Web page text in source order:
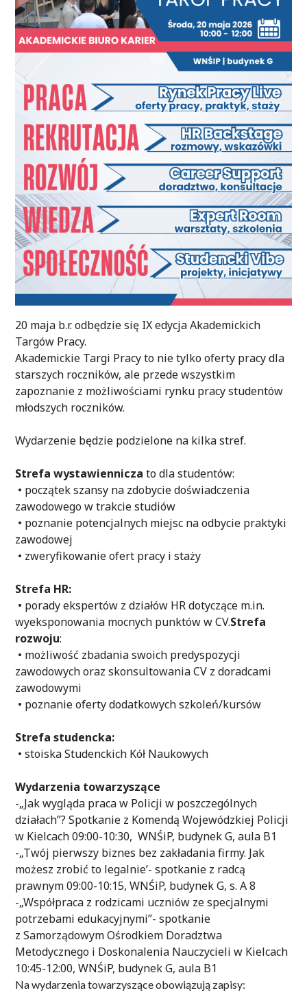
20 maja b.r. odbędzie się IX edycja Akademickich
Targów Pracy.
Akademickie Targi Pracy to nie tylko oferty pracy dla
starszych roczników, ale przede wszystkim
zapoznanie z możliwościami rynku pracy studentów
młodszych roczników.
Wydarzenie będzie podzielone na kilka stref.
Strefa wystawiennicza to dla studentów:
• początek szansy na zdobycie doświadczenia
zawodowego w trakcie studiów
• poznanie potencjalnych miejsc na odbycie praktyki
zawodowej
• zweryfikowanie ofert pracy i staży
Strefa HR:
• porady ekspertów z działów HR dotyczące m.in.
wyeksponowania mocnych punktów w CV.Strefa
rozwoju:
• możliwość zbadania swoich predyspozycji
zawodowych oraz skonsultowania CV z doradcami
zawodowymi
• poznanie oferty dodatkowych szkoleń/kursów
Strefa studencka:
• stoiska Studenckich Kół Naukowych
Wydarzenia towarzyszące
-„Jak wygląda praca w Policji w poszczególnych
działach”? Spotkanie z Komendą Wojewódzkiej Policji
w Kielcach 09:00-10:30, WNŚiP, budynek G, aula B1
-„Twój pierwszy biznes bez zakładania firmy. Jak
możesz zrobić to legalnie’- spotkanie z radcą
prawnym 09:00-10:15, WNŚiP, budynek G, s. A 8
-„Współpraca z rodzicami uczniów ze specjalnymi
potrzebami edukacyjnymi”- spotkanie
z Samorządowym Ośrodkiem Doradztwa
Metodycznego i Doskonalenia Nauczycieli w Kielcach
10:45-12:00, WNŚiP, budynek G, aula B1
Na wydarzenia towarzyszące obowiązują zapisy: